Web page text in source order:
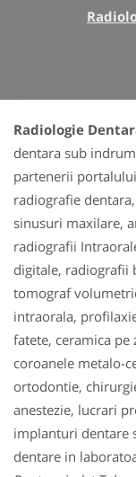
Radiologie
dentara sub
partenerii
radiografie
sinusuri maxilare,
radiografii
digitale, radiografii
tomograf
intraorala,
fatete, ceramica
coroanele metalo-
ortodontie,
anestezie, lucrari
implanturi dentare
dentare in